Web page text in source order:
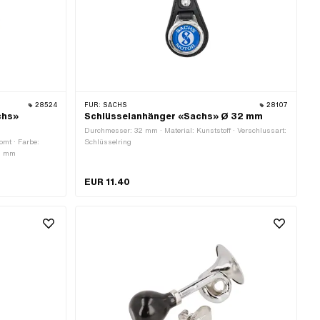
28524
· Farbe:
mm
FÜR: SACHS 28107
Schlüsselanhänger «Sachs» Ø 32 mm
Durchmesser: 32 mm · Material: Kunststoff · Verschlussart:
Schlüsselring
EUR 11.40